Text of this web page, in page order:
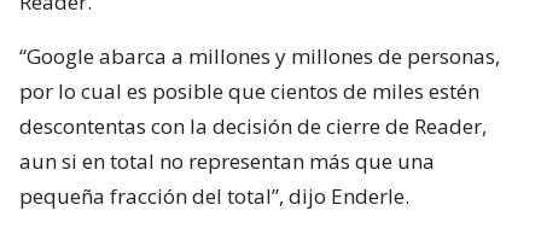
“Google abarca a millones y millones de personas,
por lo cual es posible que cientos de miles estén
descontentas con la decisión de cierre de Reader,
aun si en total no representan más que una
pequeña fracción del total”, dijo Enderle.